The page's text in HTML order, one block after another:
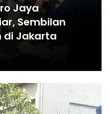
Jaya
Sembilan
di Jakarta